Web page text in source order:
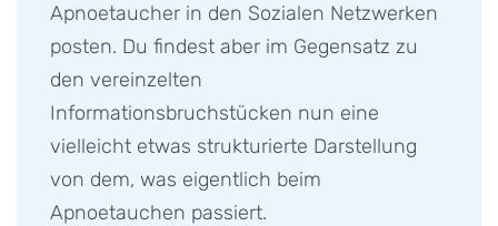
Apnoetaucher in den Sozialen Netzwerken
posten. Du findest aber im Gegensatz zu
den vereinzelten
Informationsbruchstücken nun eine
vielleicht etwas strukturierte Darstellung
von dem, was eigentlich beim
Apnoetauchen passiert.